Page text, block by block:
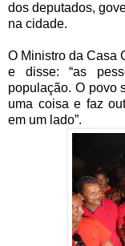
dos deputados,
na cidade.
O Ministro da Casa
e disse: “as
população. O povo
uma coisa e faz
em um lado”.